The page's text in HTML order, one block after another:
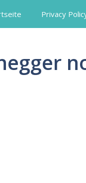
Privacy